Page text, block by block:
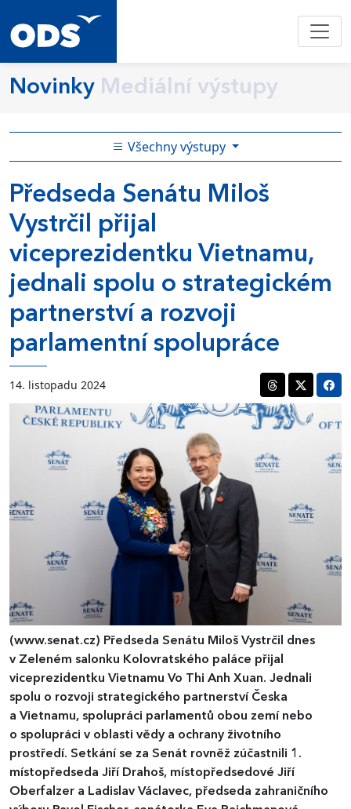
Novinky Mediální výstupy
Všechny výstupy
Předseda Senátu Miloš
Vystrčil přijal
viceprezidentku Vietnamu,
jednali spolu o strategickém
partnerství a rozvoji
parlamentní spolupráce
14. listopadu 2024
(www.senat.cz) Předseda Senátu Miloš Vystrčil dnes
v Zeleném salonku Kolovratského paláce přijal
viceprezidentku Vietnamu Vo Thi Anh Xuan. Jednali
spolu o rozvoji strategického partnerství Česka
a Vietnamu, spolupráci parlamentů obou zemí nebo
o spolupráci v oblasti vědy a ochrany životního
prostředí. Setkání se za Senát rovněž zúčastnili 1.
místopředseda Jiří Drahoš, místopředsedové Jiří
Oberfalzer a Ladislav Václavec, předseda zahraničního